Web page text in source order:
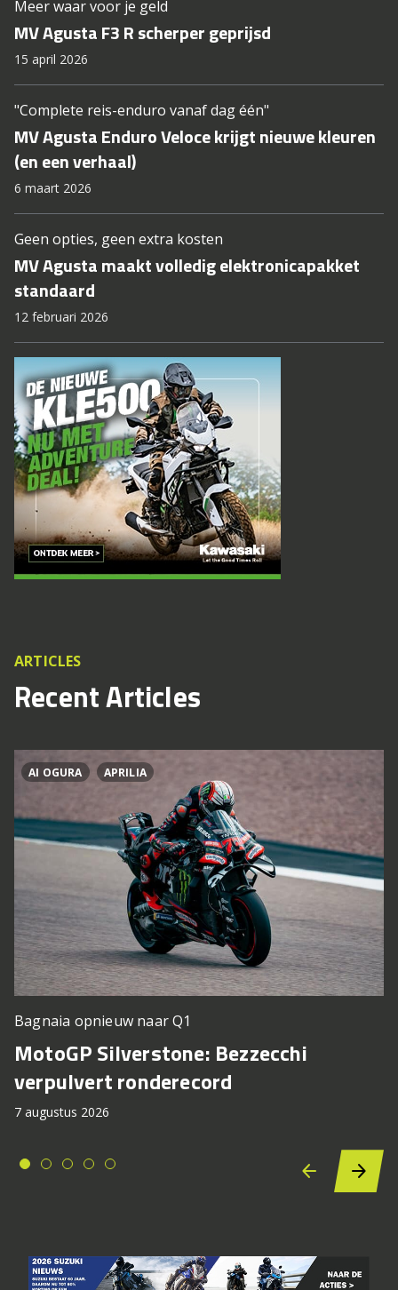
Meer waar voor je geld
MV Agusta F3 R scherper geprijsd
15 april 2026
"Complete reis-enduro vanaf dag één"
MV Agusta Enduro Veloce krijgt nieuwe kleuren
(en een verhaal)
6 maart 2026
Geen opties, geen extra kosten
MV Agusta maakt volledig elektronicapakket
standaard
12 februari 2026
ARTICLES
Recent Articles
AI OGURA APRILIA
Bagnaia opnieuw naar Q1
MotoGP Silverstone: Bezzecchi
verpulvert ronderecord
7 augustus 2026